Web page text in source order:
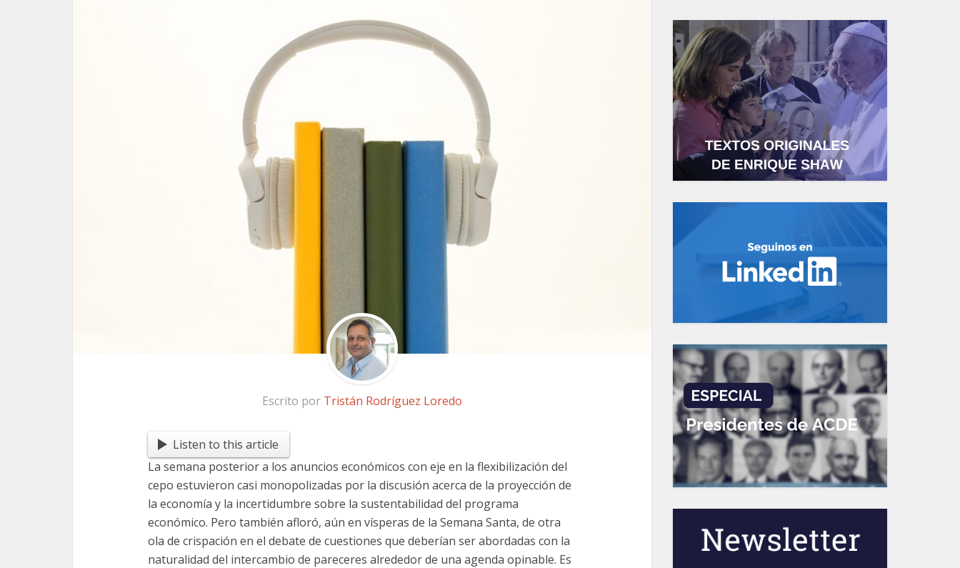
Escrito por Tristán Rodríguez Loredo
Listen to this article
La semana posterior a los anuncios económicos con eje en la flexibilización del
cepo estuvieron casi monopolizadas por la discusión acerca de la proyección de
la economía y la incertidumbre sobre la sustentabilidad del programa
económico. Pero también afloró, aún en vísperas de la Semana Santa, de otra
ola de crispación en el debate de cuestiones que deberían ser abordadas con la
naturalidad del intercambio de pareceres alrededor de una agenda opinable. Es